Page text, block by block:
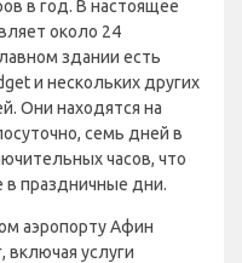
в год. В настоящее
около 24
здании есть
и нескольких других
Они находятся на
семь дней в
часов, что
в праздничные дни.
аэропорту Афин
включая услуги